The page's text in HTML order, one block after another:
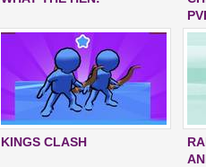
KINGS CLASH